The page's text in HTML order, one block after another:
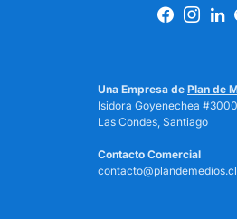
Una Empresa de Plan de
Isidora Goyenechea
Las Condes, Santiago
Contacto Comercial
contacto@plandemedios.cl